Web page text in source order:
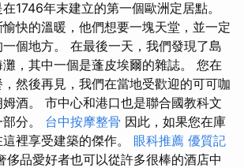
1746年末建立的第一個歐洲定居點。
快的溫暖，他們想要一塊天堂，並一定
個地方。 在最後一天，我們發現了島
，其中一個是蓬皮埃爾的雜誌。 您在
然後再見，我們在當地受歡迎的可可咖
酒。 市中心和港口也是聯合國教科文
分。 台中按摩整骨 因此，如果您在庫
裡享受建築的傑作。 眼科推薦 優質記
侈品愛好者也可以從許多很棒的酒店中